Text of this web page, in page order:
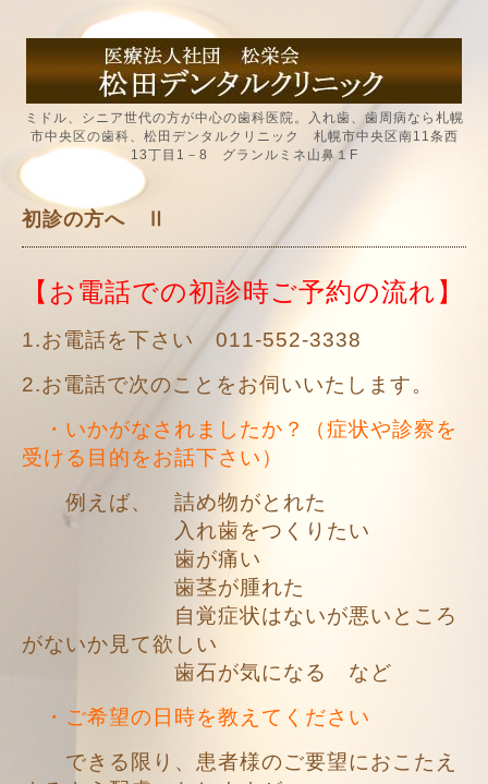
ミドル、シニア世代の方が中心の歯科医院。入れ歯、歯周病なら札幌
市中央区の歯科、松田デンタルクリニック 札幌市中央区南11条西
13丁目1－8 グランルミネ山鼻１F
初診の方へ Ⅱ
【お電話での初診時ご予約の流れ】
1.お電話を下さい 011-552-3338
2.お電話で次のことをお伺いいたします。
・いかがなされましたか？（症状や診察を
受ける目的をお話下さい）
例えば、 詰め物がとれた
入れ歯をつくりたい
歯が痛い
歯茎が腫れた
自覚症状はないが悪いところ
がないか見て欲しい
歯石が気になる など
・ご希望の日時を教えてください
できる限り、患者様のご要望におこたえ